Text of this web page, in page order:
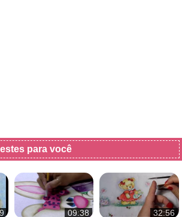
para você
09:38
32:56